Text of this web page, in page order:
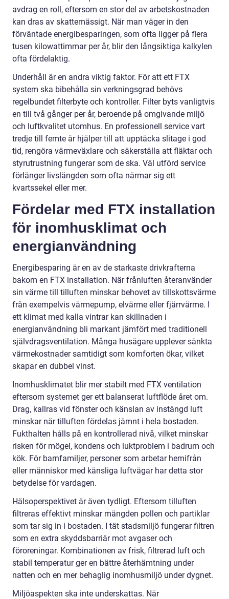
avdrag en roll, eftersom en stor del av arbetskostnaden
kan dras av skattemässigt. När man väger in den
förväntade energibesparingen, som ofta ligger på flera
tusen kilowattimmar per år, blir den långsiktiga kalkylen
ofta fördelaktig.
Underhåll är en andra viktig faktor. För att ett FTX
system ska bibehålla sin verkningsgrad behövs
regelbundet filterbyte och kontroller. Filter byts vanligtvis
en till två gånger per år, beroende på omgivande miljö
och luftkvalitet utomhus. En professionell service vart
tredje till femte år hjälper till att upptäcka slitage i god
tid, rengöra värmeväxlare och säkerställa att fläktar och
styrutrustning fungerar som de ska. Väl utförd service
förlänger livslängden som ofta närmar sig ett
kvartssekel eller mer.
Fördelar med FTX installation
för inomhusklimat och
energianvändning
Energibesparing är en av de starkaste drivkrafterna
bakom en FTX installation. När frånluften återanvänder
sin värme till tilluften minskar behovet av tillskottsvärme
från exempelvis värmepump, elvärme eller fjärrvärme. I
ett klimat med kalla vintrar kan skillnaden i
energianvändning bli markant jämfört med traditionell
självdragsventilation. Många husägare upplever sänkta
värmekostnader samtidigt som komforten ökar, vilket
skapar en dubbel vinst.
Inomhusklimatet blir mer stabilt med FTX ventilation
eftersom systemet ger ett balanserat luftflöde året om.
Drag, kallras vid fönster och känslan av instängd luft
minskar när tilluften fördelas jämnt i hela bostaden.
Fukthalten hålls på en kontrollerad nivå, vilket minskar
risken för mögel, kondens och luktproblem i badrum och
kök. För barnfamiljer, personer som arbetar hemifrån
eller människor med känsliga luftvägar har detta stor
betydelse för vardagen.
Hälsoperspektivet är även tydligt. Eftersom tilluften
filtreras effektivt minskar mängden pollen och partiklar
som tar sig in i bostaden. I tät stadsmiljö fungerar filtren
som en extra skyddsbarriär mot avgaser och
föroreningar. Kombinationen av frisk, filtrerad luft och
stabil temperatur ger en bättre återhämtning under
natten och en mer behaglig inomhusmiljö under dygnet.
Miljöaspekten ska inte underskattas. När